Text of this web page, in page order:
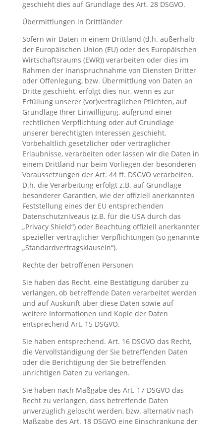
geschieht dies auf Grundlage des Art. 28 DSGVO.
Übermittlungen in Drittländer
Sofern wir Daten in einem Drittland (d.h. außerhalb
der Europäischen Union (EU) oder des Europäischen
Wirtschaftsraums (EWR)) verarbeiten oder dies im
Rahmen der Inanspruchnahme von Diensten Dritter
oder Offenlegung, bzw. Übermittlung von Daten an
Dritte geschieht, erfolgt dies nur, wenn es zur
Erfüllung unserer (vor)vertraglichen Pflichten, auf
Grundlage Ihrer Einwilligung, aufgrund einer
rechtlichen Verpflichtung oder auf Grundlage
unserer berechtigten Interessen geschieht.
Vorbehaltlich gesetzlicher oder vertraglicher
Erlaubnisse, verarbeiten oder lassen wir die Daten in
einem Drittland nur beim Vorliegen der besonderen
Voraussetzungen der Art. 44 ff. DSGVO verarbeiten.
D.h. die Verarbeitung erfolgt z.B. auf Grundlage
besonderer Garantien, wie der offiziell anerkannten
Feststellung eines der EU entsprechenden
Datenschutzniveaus (z.B. für die USA durch das
„Privacy Shield“) oder Beachtung offiziell anerkannter
spezieller vertraglicher Verpflichtungen (so genannte
„Standardvertragsklauseln“).
Rechte der betroffenen Personen
Sie haben das Recht, eine Bestätigung darüber zu
verlangen, ob betreffende Daten verarbeitet werden
und auf Auskunft über diese Daten sowie auf
weitere Informationen und Kopie der Daten
entsprechend Art. 15 DSGVO.
Sie haben entsprechend. Art. 16 DSGVO das Recht,
die Vervollständigung der Sie betreffenden Daten
oder die Berichtigung der Sie betreffenden
unrichtigen Daten zu verlangen.
Sie haben nach Maßgabe des Art. 17 DSGVO das
Recht zu verlangen, dass betreffende Daten
unverzüglich gelöscht werden, bzw. alternativ nach
Maßgabe des Art. 18 DSGVO eine Einschränkung der